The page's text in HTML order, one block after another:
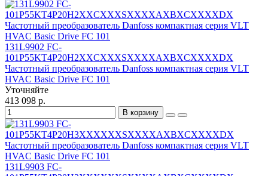
131L9902 FC-
101P55KT4P20H2XXCXXXSXXXXAXBXCXXXXDX
Частотный преобразователь Danfoss компактная серия VLT
HVAC Basic Drive FC 101
Уточняйте
413 098 р.
В корзину
131L9903 FC-